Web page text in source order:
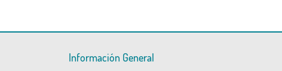
Información General